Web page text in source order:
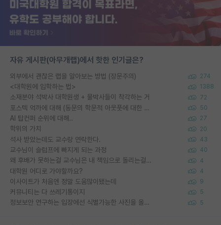
자유 게시판(아무개랩)에서 핫한 인기글은?
외부에서 괜찮은 랩을 알아보는 방법 (장문주의) 274
<대학원에 입학하는 법> 1388
소재분야 석박사 대학원생 + 물박사들이 착각하는 거 72
포스텍 억까에 대해 (동문의 학문적 아웃풋에 대한 반박) 50
AI 탑컨퍼 순위에 대해.. 27
학위의 가치 20
석사 받았는데도 교수랑 연락한다. 43
교수님이 슬럼프에 빠지게 되는 과정 40
왜 후배가 못하는걸 교수님은 내 책임으로 돌리는걸까요? 4
대학원 어디로 가야할까요? 4
이사이트가 처음엔 정말 도움많이됐는데 9
커뮤니티는 다 쓰레기통이지 5
정보보안 연구하는 입장에선 식별가능한 사진을 올리는건 비추이긴함 5